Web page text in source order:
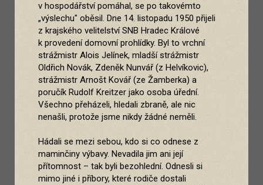
v hospodářství pomáhal, se po takovémto
„výslechu" oběsil. Dne 14. listopadu 1950 přijeli
z krajského velitelství SNB Hradec Králové
k provedení domovní prohlídky. Byl to vrchní
strážmistr Alois Jelínek, mladší strážmistr
Oldřich Novák, Zdeněk Nunvář (z Helvíkovic),
strážmistr Arnošt Kovář (ze Žamberka) a
poručík Rudolf Kreitzer jako osoba úřední.
Všechno přeházeli, hledali zbraně, ale nic
nenašli, protože jsme nikdy žádné neměli.
Hádali se mezi sebou, kdo si co odnese z
maminčiny výbavy. Nevadila jim ani její
přítomnost – tak byli bezohlední. Odnesli si
mimo jiné i příbory, které rodiče dostali